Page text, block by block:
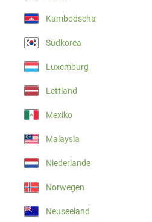
Kambodscha
Südkorea
Luxemburg
Lettland
Mexiko
Malaysia
Niederlande
Norwegen
Neuseeland